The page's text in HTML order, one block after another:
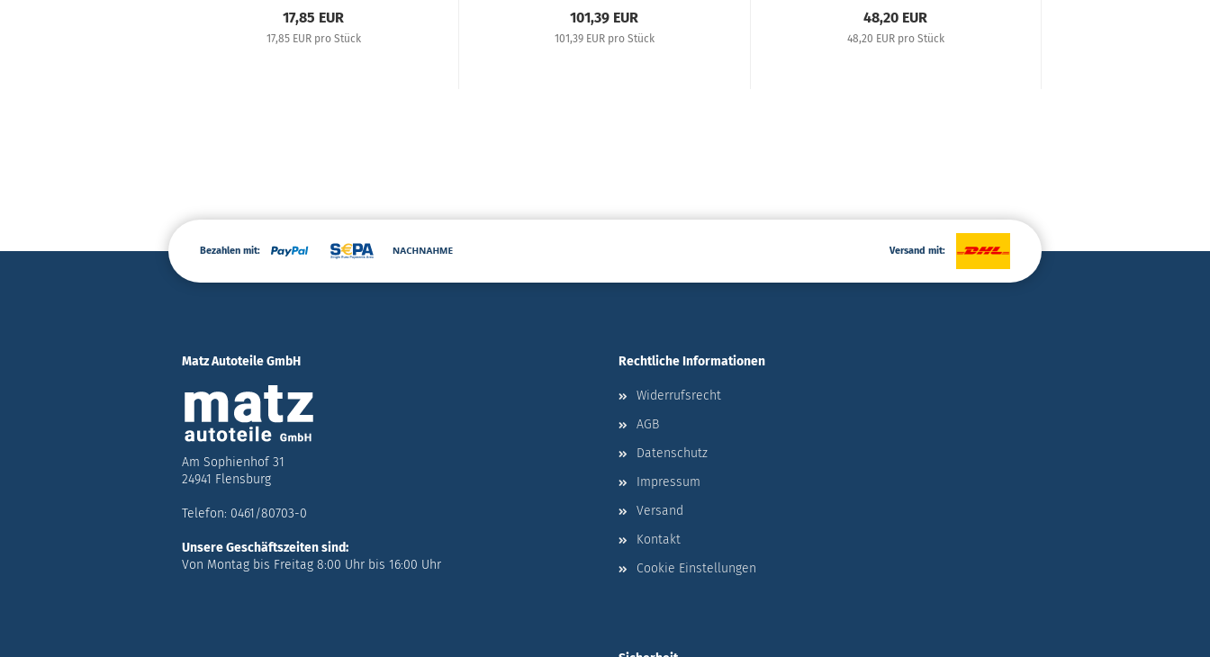
17,85 EUR
17,85 EUR pro Stück
101,39 EUR
101,39 EUR pro Stück
48,20 EUR
48,20 EUR pro Stück
Bezahlen mit: Versand mit:
Matz Autoteile GmbH
Am Sophienhof 31
24941 Flensburg
Telefon: 0461/80703-0
Unsere Geschäftszeiten sind:
Von Montag bis Freitag 8:00 Uhr bis 16:00 Uhr
Rechtliche Informationen
Widerrufsrecht
AGB
Datenschutz
Impressum
Versand
Kontakt
Cookie Einstellungen